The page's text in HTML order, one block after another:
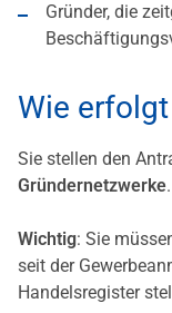
Gründer, die
Wie
Sie stellen den
Gründernetzwerke.
Wichtig: Sie
seit der
Handelsregister